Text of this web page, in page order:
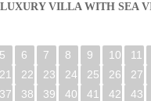
VILLA WITH SEA
5 6 7 8 9 10 11
21 22 23 24 25 26 27
37 38 39 40 41 42 43